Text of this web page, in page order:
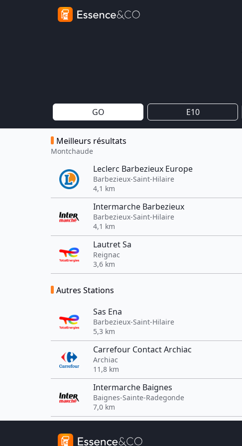
GO E10
Meilleurs résultats
Montchaude
Leclerc Barbezieux Europe
Barbezieux-Saint-Hilaire
4,1 km
Intermarche Barbezieux
Barbezieux-Saint-Hilaire
4,1 km
Lautret Sa
Reignac
3,6 km
Autres Stations
Sas Ena
Barbezieux-Saint-Hilaire
5,3 km
Carrefour Contact Archiac
Archiac
11,8 km
Intermarche Baignes
Baignes-Sainte-Radegonde
7,0 km